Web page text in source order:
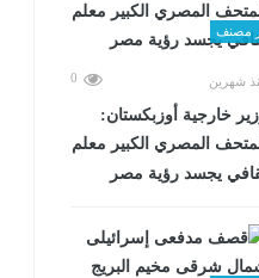
مصنف
شهرين 0
خارجية أوزبكستان:
المصري الكبير معلم
يجسد رؤية مصر